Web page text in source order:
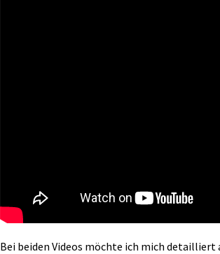
Bei beiden Videos möchte ich mich